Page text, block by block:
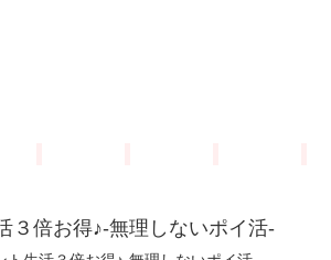
３倍お得♪-無理しないポイ活-